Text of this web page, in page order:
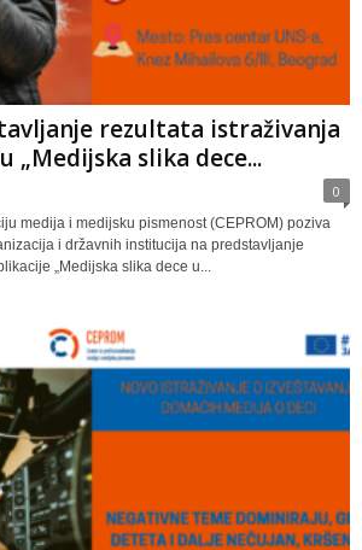
rezultata istraživanja
„Medijska slika dece...
0
medija i medijsku pismenost (CEPROM) poziva
i državnih institucija na predstavljanje
„Medijska slika dece u...